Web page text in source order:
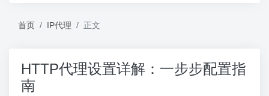
首页 IP代理 正文
HTTP代理设置详解：一步步配置指
南